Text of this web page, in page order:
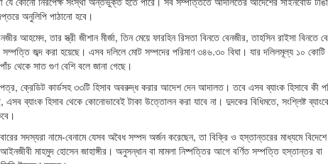
অনুলিপি পাঠানো হবে।
আহমেদ, তার স্ত্রী জীশান মীর্জা, তিন মেয়ে ফারহিন রিসতা বিনতে বেনজীর, তাহসিন রাইসা বিনতে
সম্পত্তি জব্দ করা হয়েছে। এসব দলিলে মোট সম্পদের পরিমাণ ৩৪৬.৩০ বিঘা। যার দলিলমূল্য ১০
থেকে সাত গুণ বেশি বলে জানা গেছে।
ক্রেডিট কার্ডসহ ৩৩টি হিসাব অবরুদ্ধ করার আদেশ দেন আদালত। তবে এসব ব্যাংক হিসাবে কী
ব্যাংক হিসাব থেকে কোনোভাবেই টাকা উত্তোলন করা যাবে না। দুদকের বিধিমতে, সংশ্লিষ্ট
সদস্যরা নামে-বেনামে যেসব অবৈধ সম্পদ অর্জন করেছেন, তা বিক্রি ও হস্তান্তরের মাধ্যমে বিদেশে
মাহমুদ হোসেন জাহাঙ্গীর। অনুসন্ধান বা মামলা নিষ্পত্তির আগে বর্ণিত সম্পত্তি হস্তান্তর বা